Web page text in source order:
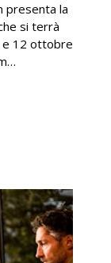
presenta la
si terrà
e 12 ottobre